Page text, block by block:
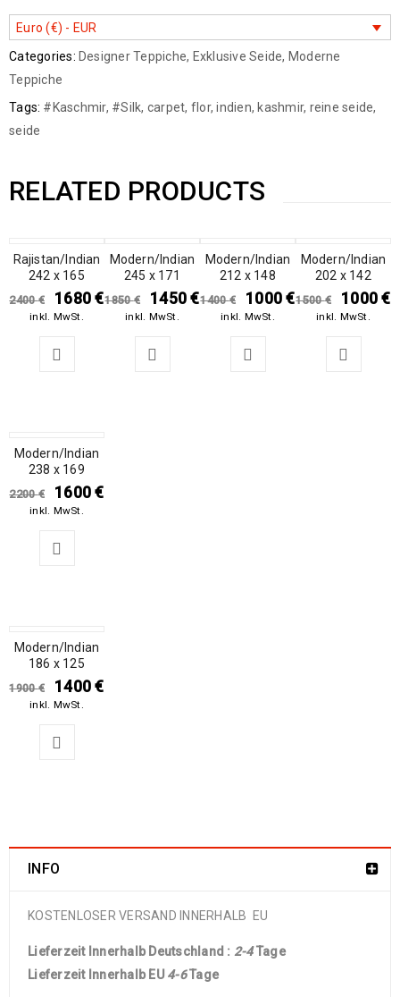
Euro (€) - EUR
Categories: Designer Teppiche, Exklusive Seide, Moderne
Teppiche
Tags: #Kaschmir, #Silk, carpet, flor,indien,kashmir, reine seide,
seide
RELATED PRODUCTS
SALE
Rajistan/Indian
242 x 165
2400€ 1680€
inkl. MwSt.
SALE
Modern/Indian
245 x 171
1850€ 1450€
inkl. MwSt.
SALE
Modern/Indian
212 x 148
1400€ 1000€
inkl. MwSt.
SALE
Modern/Indian
202 x 142
1500€ 1000€
inkl. MwSt.
SALE
Modern/Indian
238 x 169
2200€ 1600€
inkl. MwSt.
SALE
Modern/Indian
186 x 125
1900€ 1400€
inkl. MwSt.
INFO
KOSTENLOSER VERSAND INNERHALB EU
Lieferzeit Innerhalb Deutschland : 2-4Tage
Lieferzeit Innerhalb EU4-6Tage